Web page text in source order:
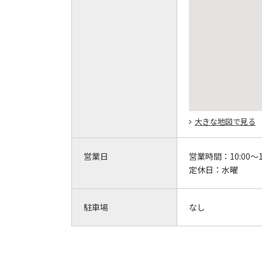
大きな地図で見る
営業日 営業時間： 10:00～
定休日： 水曜
駐車場 なし